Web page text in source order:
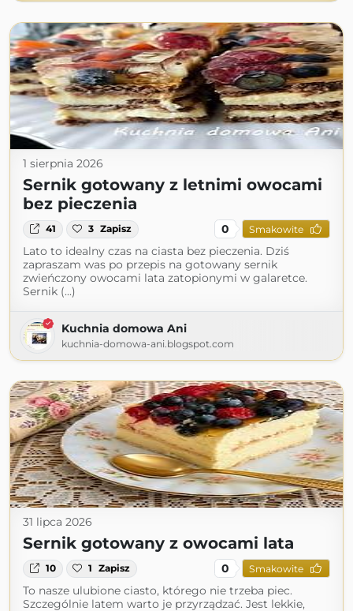
1 sierpnia 2026
Sernik gotowany z letnimi owocami
bez pieczenia
41 3 Zapisz 0 Smakowite
Lato to idealny czas na ciasta bez pieczenia. Dziś
zapraszam was po przepis na gotowany sernik
zwieńczony owocami lata zatopionymi w galaretce.
Sernik (...)
Kuchnia domowa Ani
kuchnia-domowa-ani.blogspot.com
31 lipca 2026
Sernik gotowany z owocami lata
10 1 Zapisz 0 Smakowite
To nasze ulubione ciasto, którego nie trzeba piec.
Szczególnie latem warto je przyrządzać. Jest lekkie,